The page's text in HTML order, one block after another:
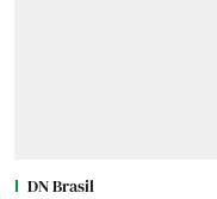
DN Brasil